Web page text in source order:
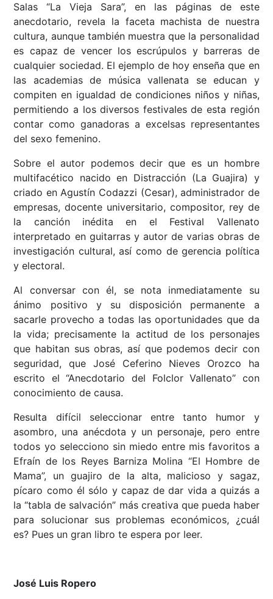
Salas “La Vieja Sara”, en las páginas de este
anecdotario, revela la faceta machista de nuestra
cultura, aunque también muestra que la personalidad
es capaz de vencer los escrúpulos y barreras de
cualquier sociedad. El ejemplo de hoy enseña que en
las academias de música vallenata se educan y
compiten en igualdad de condiciones niños y niñas,
permitiendo a los diversos festivales de esta región
contar como ganadoras a excelsas representantes
del sexo femenino.
Sobre el autor podemos decir que es un hombre
multifacético nacido en Distracción (La Guajira) y
criado en Agustín Codazzi (Cesar), administrador de
empresas, docente universitario, compositor, rey de
la canción inédita en el Festival Vallenato
interpretado en guitarras y autor de varias obras de
investigación cultural, así como de gerencia política
y electoral.
Al conversar con él, se nota inmediatamente su
ánimo positivo y su disposición permanente a
sacarle provecho a todas las oportunidades que da
la vida; precisamente la actitud de los personajes
que habitan sus obras, así que podemos decir con
seguridad, que José Ceferino Nieves Orozco ha
escrito el “Anecdotario del Folclor Vallenato” con
conocimiento de causa.
Resulta difícil seleccionar entre tanto humor y
asombro, una anécdota y un personaje, pero entre
todos yo selecciono sin miedo entre mis favoritos a
Efraín de los Reyes Barniza Molina “El Hombre de
Mama”, un guajiro de la alta, malicioso y sagaz,
pícaro como él sólo y capaz de dar vida a quizás a
la “tabla de salvación” más creativa que pueda haber
para solucionar sus problemas económicos, ¿cuál
es? Pues un gran libro te espera por leer.
José Luis Ropero